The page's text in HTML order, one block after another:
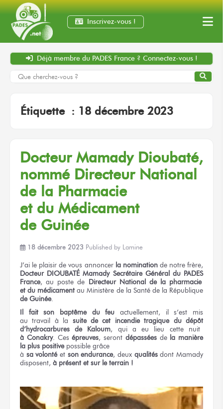
Inscrivez-vous !
Déjà membre du PADES France ? Connectez-vous !
Étiquette : 18 décembre 2023
Docteur Mamady Dioubaté,
nommé Directeur National
de la Pharmacie
et du Médicament
de Guinée
18 décembre 2023 Published by Lamine
J’ai le plaisir de vous annoncer la nomination de notrefrère,
Docteur DIOUBATÉ Mamady Secrétaire Général du PADES
France,au poste de DirecteurNational de la pharmacie
et du médicament au Ministère de la Santé de la République
de Guinée.
Il faitson baptême du feu actuellement, il s’est mis
au travail à la suite de cet incendietragique du dépôt
d’hydrocarburesde Kaloum, qui a eu lieu
cette nuit
à Conakry. Cesépreuves, seront dépassées de la manière
la plus positivepossible grâce
à sa volonté et son endurance, deux qualités dont Mamady
disposent, à présent et sur le terrain !